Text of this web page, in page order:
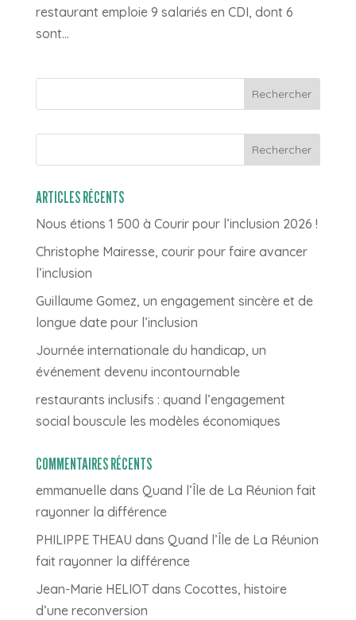
restaurant emploie 9 salariés en CDI, dont 6
sont...
Rechercher
ARTICLES RÉCENTS
Nous étions 1 500 à Courir pour l’inclusion 2026 !
Christophe Mairesse, courir pour faire avancer
l’inclusion
Guillaume Gomez, un engagement sincère et de
longue date pour l’inclusion
Journée internationale du handicap, un
événement devenu incontournable
restaurants inclusifs : quand l’engagement
social bouscule les modèles économiques
COMMENTAIRES RÉCENTS
emmanuelledans Quand l’Île de La Réunion fait
rayonner la différence
PHILIPPE THEAU dans Quand l’Île de La Réunion
fait rayonner la différence
Jean-Marie HELIOTdans Cocottes, histoire
d’une reconversion